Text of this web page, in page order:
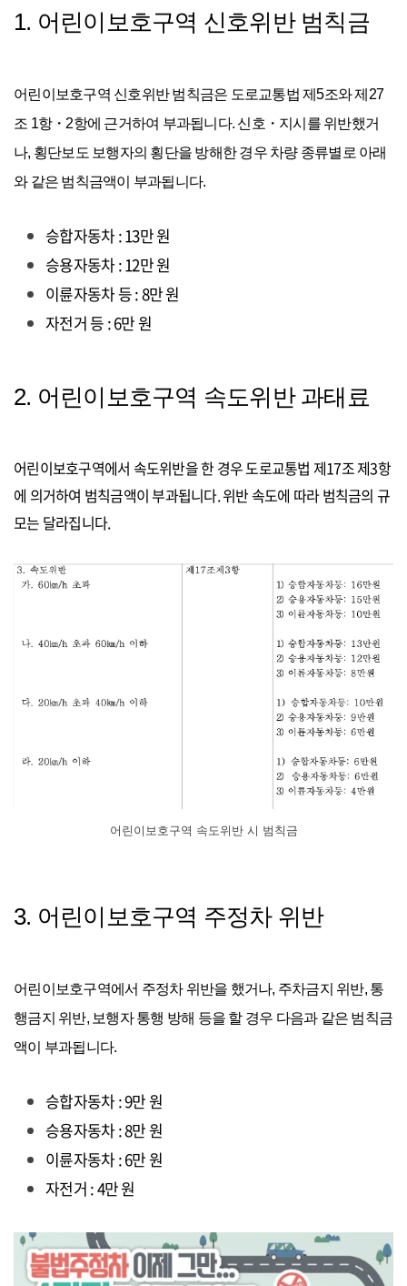
1. 어린이보호구역 신호위반 범칙금
어린이보호구역 신호위반 범칙금은 도로교통법 제5조와 제27
조 1항・2항에 근거하여 부과됩니다. 신호・지시를 위반했거
나, 횡단보도 보행자의 횡단을 방해한 경우 차량 종류별로 아래
와 같은 범칙금액이 부과됩니다.
승합자동차 : 13만 원
승용자동차 : 12만 원
이륜자동차 등 : 8만 원
자전거 등 : 6만 원
2. 어린이보호구역 속도위반 과태료
어린이보호구역에서 속도위반을 한 경우 도로교통법 제17조 제3항
에 의거하여 범칙금액이 부과됩니다. 위반 속도에 따라 범칙금의 규
모는 달라집니다.
어린이보호구역 속도위반 시 범칙금
3. 어린이보호구역 주정차 위반
어린이보호구역에서 주정차 위반을 했거나, 주차금지 위반, 통
행금지 위반, 보행자 통행 방해 등을 할 경우 다음과 같은 범칙금
액이 부과됩니다.
승합자동차 : 9만 원
승용자동차 : 8만 원
이륜자동차 : 6만 원
자전거 : 4만 원